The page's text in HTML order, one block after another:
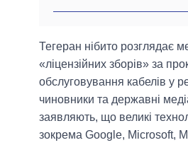
Тегеран нібито розглядає
«ліцензійних зборів» за
обслуговування кабелів у
чиновники та державні
заявляють, що великі
зокрема Google, Microsoft,